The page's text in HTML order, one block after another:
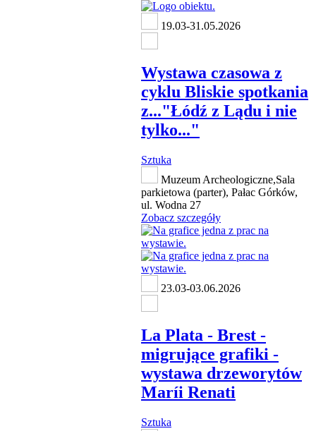
19.03-31.05.2026
Wystawa czasowa z
cyklu Bliskie spotkania
z..."Łódź z Lądu i nie
tylko..."
Sztuka
Muzeum Archeologiczne,Sala
parkietowa (parter), Pałac Górków,
ul. Wodna 27
Zobacz szczegóły
23.03-03.06.2026
La Plata - Brest -
migrujące grafiki -
wystawa drzeworytów
Maríi Renati
Sztuka